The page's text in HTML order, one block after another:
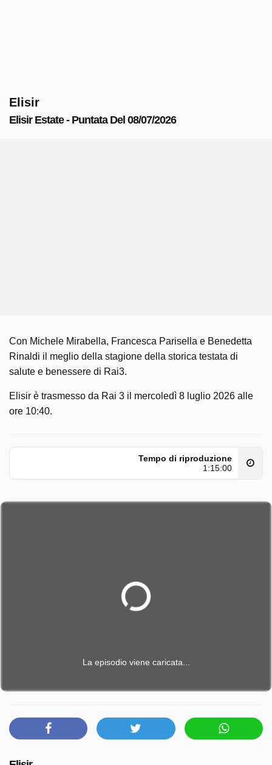
Elisir
Elisir Estate - Puntata Del 08/07/2026
Con Michele Mirabella, Francesca Parisella e Benedetta
Rinaldi il meglio della stagione della storica testata di
salute e benessere di Rai3.
Elisir è trasmesso da Rai 3 il mercoledì 8 luglio 2026 alle
ore 10:40.
Tempo di riproduzione
1:15:00
La episodio viene caricata...